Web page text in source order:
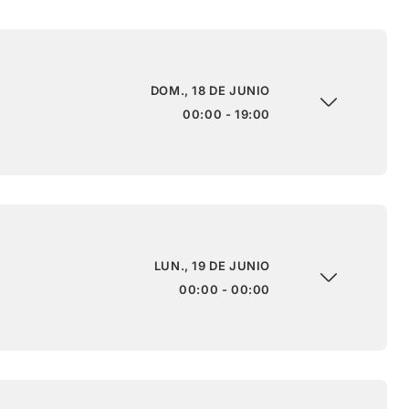
DOM., 18 DE JUNIO
00:00 - 19:00
LUN., 19 DE JUNIO
00:00 - 00:00